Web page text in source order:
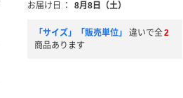
お届け日
： 8月8日（土）
「サイズ」「販売単位」 違いで全2
商品あります